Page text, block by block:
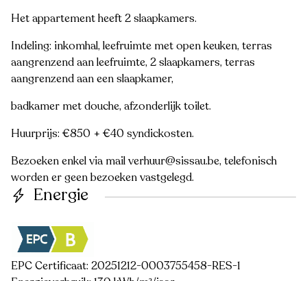
Het appartement heeft 2 slaapkamers.
Indeling: inkomhal, leefruimte met open keuken, terras
aangrenzend aan leefruimte, 2 slaapkamers, terras
aangrenzend aan een slaapkamer,
badkamer met douche, afzonderlijk toilet.
Huurprijs: €850 + €40 syndickosten.
Bezoeken enkel via mail verhuur@sissau.be, telefonisch
worden er geen bezoeken vastgelegd.
Energie
EPC Certificaat: 20251212-0003755458-RES-1